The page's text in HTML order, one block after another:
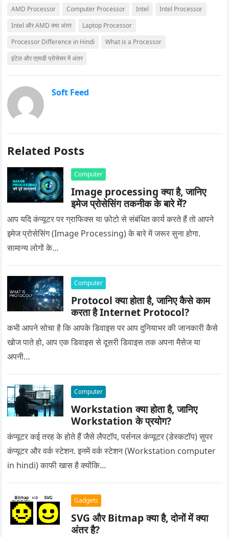
AMD Processor Computer Processor Intel
Intel Processor
Intel और AMD क्या अंतर
Laptop Processor
Processor Difference in Hindi
What is a Processor
इंटेल और एएमडी प्रोसेसर में अंतर
Soft Feed
Related Posts
Computer
Image processing क्या है, जानिए
इमेज प्रोसेसिंग तकनीक के बारे में?
आप यदि कंप्यूटर पर ग्राफिक्स या फ़ोटो से संबंधित कार्य करते हैं तो आपने
इमेज प्रोसेसिंग (Image Processing) के बारे में जरूर सुना होगा.
सामान्य लोगों के…
Computer
Protocol क्या होता है, जानिए कैसे काम
करता है Internet Protocol?
कभी आपने सोचा है कि आपके डिवाइस पर आप दुनियाभर की जानकारी कैसे
खोज पाते हो, आप एक डिवाइस से दूसरी डिवाइस तक अपना मैसेज या
अपनी…
Computer
Workstation क्या होता है, जानिए
Workstation के प्रयोग?
कंप्यूटर कई तरह के होते हैं जैसे लैपटॉप, पर्सनल कंप्यूटर (डेस्कटॉप) सुपर
कंप्यूटर और वर्क स्टेशन. इनमें वर्क स्टेशन (Workstation computer
in hindi) काफी खास है क्योंकि…
Gadgets
SVG और Bitmap क्या है, दोनों में क्या
अंतर है?